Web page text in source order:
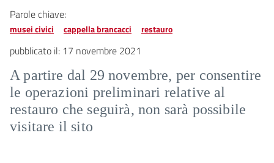
Parole chiave:
musei civici cappella brancacci restauro
pubblicato il: 17 novembre 2021
A partire dal 29 novembre, per consentire
le operazioni preliminari relative al
restauro che seguirà, non sarà possibile
visitare il sito